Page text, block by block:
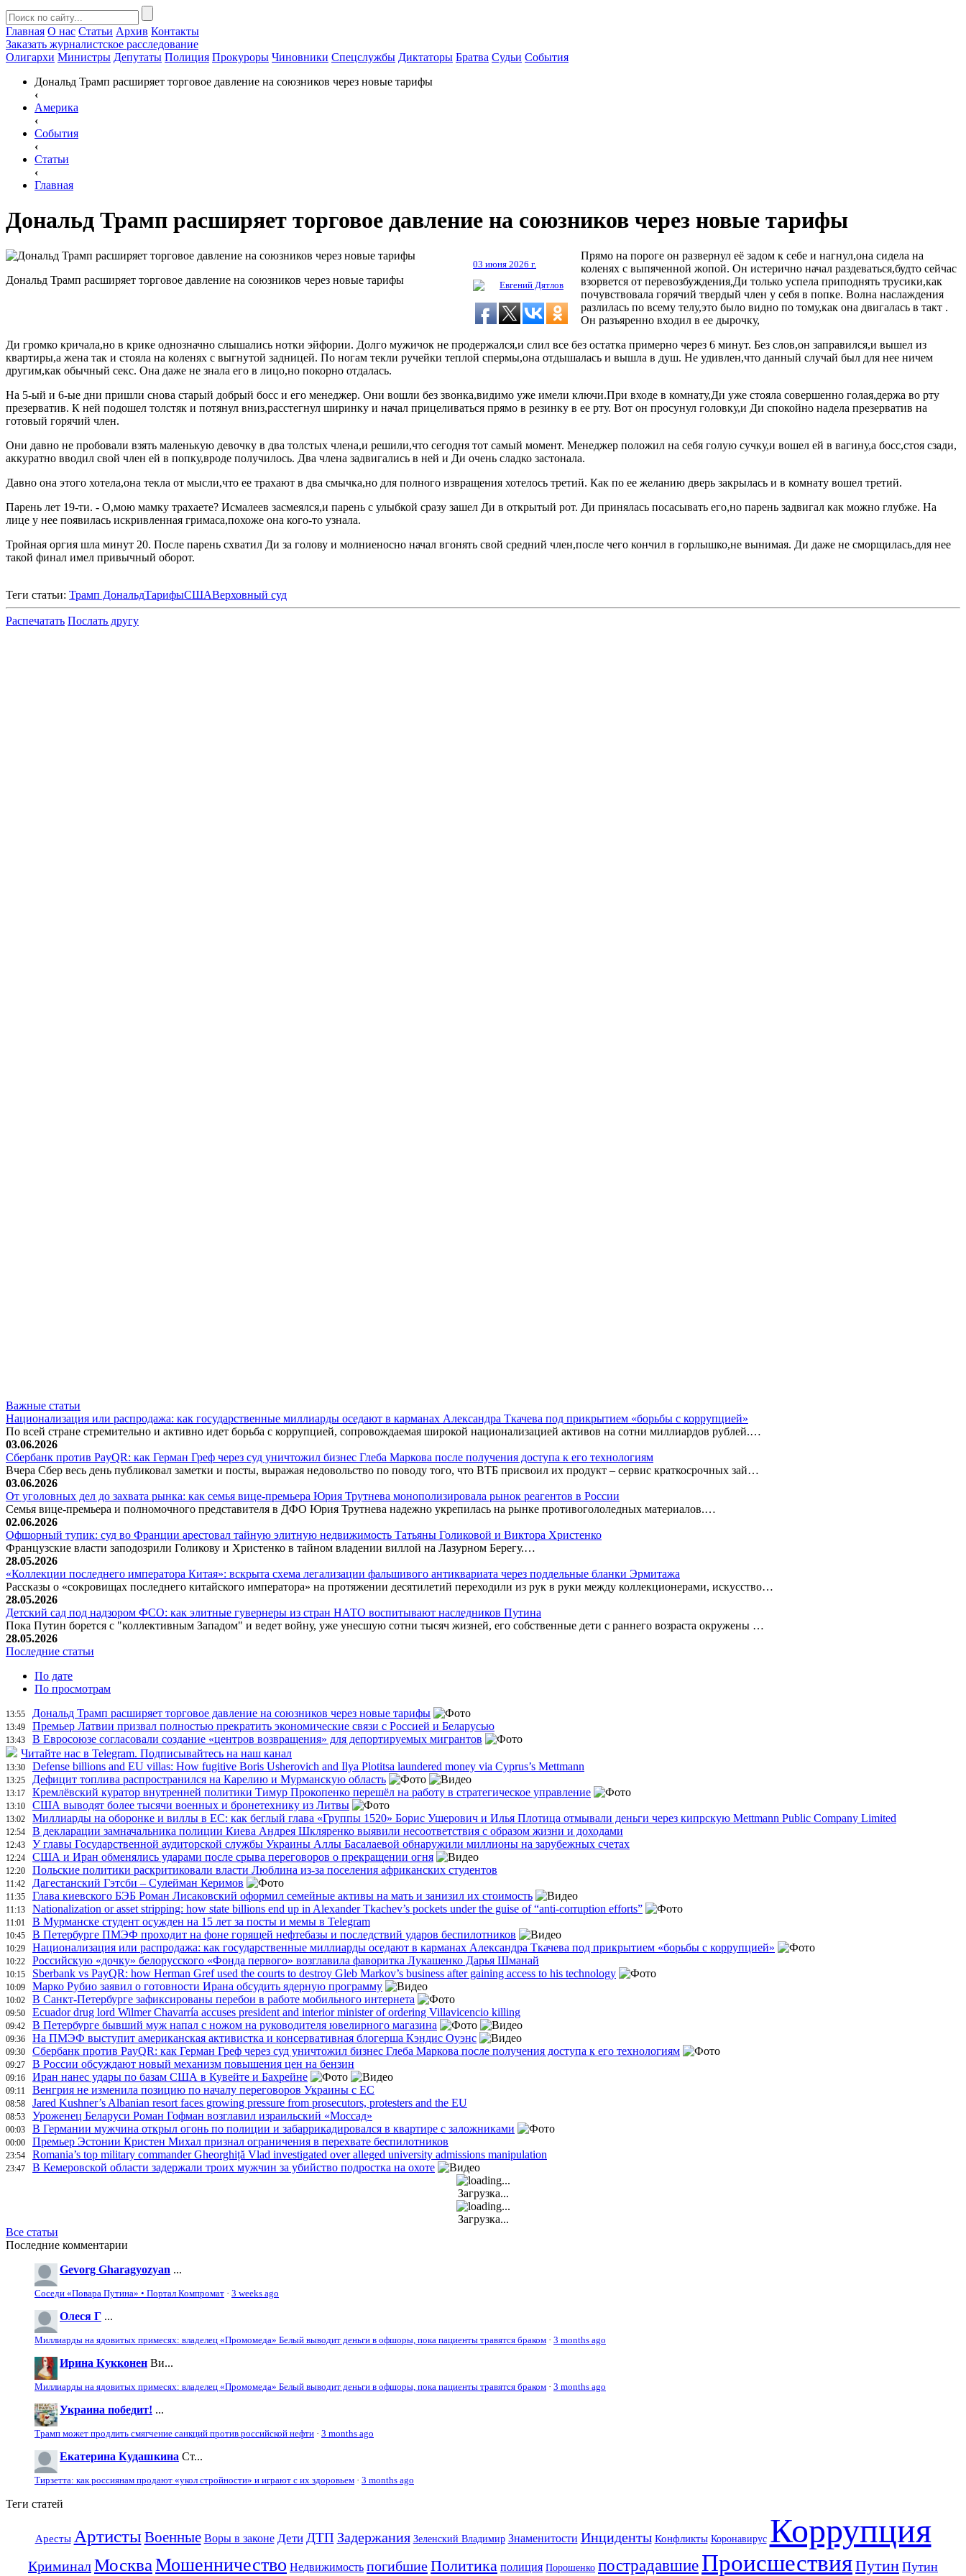
Главная О нас Статьи Архив Контакты
Заказать журналистское расследование
Олигархи Министры Депутаты Полиция Прокуроры Чиновники Спецслужбы Диктаторы Братва Судьи События
Дональд Трамп расширяет торговое давление на союзников через новые тарифы
‹
Америка
‹
События
‹
Статьи
‹
Главная
Дональд Трамп расширяет торговое давление на союзников через новые тарифы
Дональд Трамп расширяет торговое давление на союзников через новые тарифы
03 июня 2026 г.
Евгений Дятлов
Прямо на пороге он развернул её задом к себе и нагнул,она сидела на
коленях с выпяченной жопой. Он истерично начал раздеваться,будто сейчас
взорвется от перевозбуждения,Ди только успела приподнять трусики,как
почувствовала горячий твердый член у себя в попке. Волна наслаждения
разлилась по всему телу,это было видно по тому,как она двигалась в такт .
Он разъяренно входил в ее дырочку,
Ди громко кричала,но в крике однозначно слышались нотки эйфории. Долго мужичок не продержался,и слил все без остатка примерно через 6 минут. Без слов,он заправился,и вышел из
квартиры,а жена так и стояла на коленях с выгнутой задницей. По ногам текли ручейки теплой спермы,она отдышалась и вышла в душ. Не удивлен,что данный случай был для нее ничем
другим,как обычный секс. Она даже не знала его в лицо,но покорно отдалась.
На 5-ый и 6-ые дни пришли снова старый добрый босс и его менеджер. Они вошли без звонка,видимо уже имели ключи.При входе в комнату,Ди уже стояла совершенно голая,держа во рту
презерватив. К ней подошел толстяк и потянул вниз,расстегнул ширинку и начал прицеливаться прямо в резинку в ее рту. Вот он просунул головку,и Ди спокойно надела презерватив на
готовый горячий член.
Они давно не пробовали взять маленькую девочку в два толстых члена,и решили,что сегодня тот самый момент. Менеджер положил на себя голую сучку,и вошел ей в вагину,а босс,стоя сзади,
аккуратно вводил свой член ей в попку,вроде получилось. Два члена задвигались в ней и Ди очень сладко застонала.
Давно она этого хотела,она текла от мысли,что ее трахают в два смычка,но для полного извращения хотелось третий. Как по ее желанию дверь закрылась и в комнату вошел третий.
Парень лет 19-ти. - О,мою мамку трахаете? Исмалеев засмеялся,и парень с улыбкой сразу зашел Ди в открытый рот. Ди принялась посасывать его,но парень задвигал как можно глубже. На
лице у нее появилась искривленная гримаса,похоже она кого-то узнала.
Тройная оргия шла минут 20. После парень схватил Ди за голову и молниеносно начал вгонять свой средний член,после чего кончил в горлышко,не вынимая. Ди даже не сморщилась,для нее
такой финал имел привычный оборот.
Теги статьи: Трамп ДональдТарифыСШАВерховный суд
Распечатать Послать другу
Важные статьи
Национализация или распродажа: как государственные миллиарды оседают в карманах Александра Ткачева под прикрытием «борьбы с коррупцией»
По всей стране стремительно и активно идет борьба с коррупцией, сопровождаемая широкой национализацией активов на сотни миллиардов рублей.…
03.06.2026
Сбербанк против PayQR: как Герман Греф через суд уничтожил бизнес Глеба Маркова после получения доступа к его технологиям
Вчера Сбер весь день публиковал заметки и посты, выражая недовольство по поводу того, что ВТБ присвоил их продукт – сервис краткосрочных зай…
03.06.2026
От уголовных дел до захвата рынка: как семья вице-премьера Юрия Трутнева монополизировала рынок реагентов в России
Семья вице-премьера и полномочного представителя в ДФО Юрия Трутнева надежно укрепилась на рынке противогололедных материалов.…
02.06.2026
Офшорный тупик: суд во Франции арестовал тайную элитную недвижимость Татьяны Голиковой и Виктора Христенко
Французские власти заподозрили Голикову и Христенко в тайном владении виллой на Лазурном Берегу.…
28.05.2026
«Коллекции последнего императора Китая»: вскрыта схема легализации фальшивого антиквариата через поддельные бланки Эрмитажа
Рассказы о «сокровищах последнего китайского императора» на протяжении десятилетий переходили из рук в руки между коллекционерами, искусство…
28.05.2026
Детский сад под надзором ФСО: как элитные гувернеры из стран НАТО воспитывают наследников Путина
Пока Путин борется с "коллективным Западом" и ведет войну, уже унесшую сотни тысяч жизней, его собственные дети с раннего возраста окружены …
28.05.2026
Последние статьи
По дате
По просмотрам
13:55 Дональд Трамп расширяет торговое давление на союзников через новые тарифы
13:49 Премьер Латвии призвал полностью прекратить экономические связи с Россией и Беларусью
13:43
В Евросоюзе согласовали создание «центров возвращения» для депортируемых мигрантов
Читайте нас в Telegram. Подписывайтесь на наш канал
13:30 Defense billions and EU villas: How fugitive Boris Usherovich and Ilya Plotitsa laundered money via Cyprus’s Mettmann
13:25 Дефицит топлива распространился на Карелию и Мурманскую область
13:17 Кремлёвский куратор внутренней политики Тимур Прокопенко перешёл на работу в стратегическое управление
13:10 США выводят более тысячи военных и бронетехнику из Литвы
13:02 Миллиарды на оборонке и виллы в ЕС: как беглый глава «Группы 1520» Борис Ушерович и Илья Плотица отмывали деньги через кипрскую Mettmann Public Company Limited
12:54 В декларации замначальника полиции Киева Андрея Шкляренко выявили несоответствия с образом жизни и доходами
12:43 У главы Государственной аудиторской службы Украины Аллы Басалаевой обнаружили миллионы на зарубежных счетах
12:24 США и Иран обменялись ударами после срыва переговоров о прекращении огня
12:20 Польские политики раскритиковали власти Люблина из-за поселения африканских студентов
11:42 Дагестанский Гэтсби – Сулейман Керимов
11:35 Глава киевского БЭБ Роман Лисаковский оформил семейные активы на мать и занизил их стоимость
11:13 Nationalization or asset stripping: how state billions end up in Alexander Tkachev’s pockets under the guise of “anti-corruption efforts”
11:01 В Мурманске студент осужден на 15 лет за посты и мемы в Telegram
10:45 В Петербурге ПМЭФ проходит на фоне горящей нефтебазы и последствий ударов беспилотников
10:29 Национализация или распродажа: как государственные миллиарды оседают в карманах Александра Ткачева под прикрытием «борьбы с коррупцией»
10:22 Российскую «дочку» белорусского «Фонда первого» возглавила фаворитка Лукашенко Дарья Шманай
10:15 Sberbank vs PayQR: how Herman Gref used the courts to destroy Gleb Markov’s business after gaining access to his technology
10:09 Марко Рубио заявил о готовности Ирана обсудить ядерную программу
10:02 В Санкт-Петербурге зафиксированы перебои в работе мобильного интернета
09:50 Ecuador drug lord Wilmer Chavarría accuses president and interior minister of ordering Villavicencio killing
09:42 В Петербурге бывший муж напал с ножом на руководителя ювелирного магазина
09:36 На ПМЭФ выступит американская активистка и консервативная блогерша Кэндис Оуэнс
09:30 Сбербанк против PayQR: как Герман Греф через суд уничтожил бизнес Глеба Маркова после получения доступа к его технологиям
09:27 В России обсуждают новый механизм повышения цен на бензин
09:16 Иран нанес удары по базам США в Кувейте и Бахрейне
09:11 Венгрия не изменила позицию по началу переговоров Украины с ЕС
08:58 Jared Kushner’s Albanian resort faces growing pressure from prosecutors, protesters and the EU
08:53 Уроженец Беларуси Роман Гофман возглавил израильский «Моссад»
00:03 В Германии мужчина открыл огонь по полиции и забаррикадировался в квартире с заложниками
00:00 Премьер Эстонии Кристен Михал признал ограничения в перехвате беспилотников
23:54 Romania’s top military commander Gheorghiță Vlad investigated over alleged university admissions manipulation
23:47 В Кемеровской области задержали троих мужчин за убийство подростка на охоте
Загрузка...
Загрузка...
Все статьи
Последние комментарии
Gevorg Gharagyozyan ...
Соседи «Повара Путина» • Портал Компромат · 3 weeks ago
Олеся Г ...
Миллиарды на ядовитых примесях: владелец «Промомеда» Белый выводит деньги в офшоры, пока пациенты травятся браком · 3 months ago
Ирина Кукконен Ви...
Миллиарды на ядовитых примесях: владелец «Промомеда» Белый выводит деньги в офшоры, пока пациенты травятся браком · 3 months ago
Украина победит! ...
Трамп может продлить смягчение санкций против российской нефти · 3 months ago
Екатерина Кудашкина Ст...
Тирзетта: как россиянам продают «укол стройности» и играют с их здоровьем · 3 months ago
Теги статей
Аресты АртистыВоенные Воры в законе Дети ДТП Задержания Зеленский Владимир Знаменитости Инциденты Конфликты Коронавирус Коррупция
КриминалМоскваМошенничество Недвижимость погибшиеПолитика полиция Порошенко пострадавшиеПроисшествияПутин Путин